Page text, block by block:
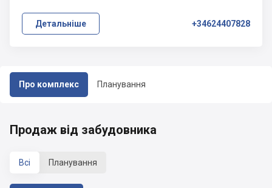
Про комплекс Планування
Детальніше +34624407828
Продаж від забудовника
Всі Планування